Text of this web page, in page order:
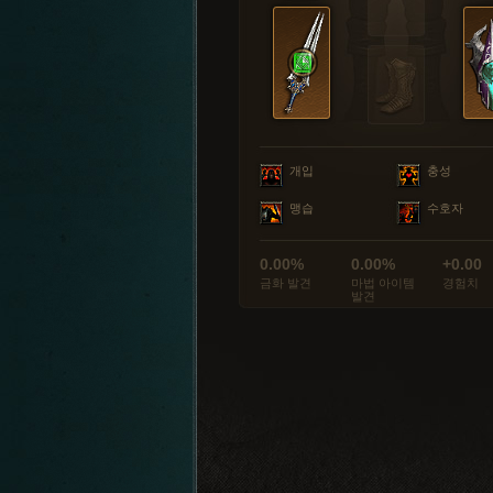
개입 충성
맹습 수호자
0.00%
금화 발견
0.00%
마법 아이템
발견
+0.00
경험치